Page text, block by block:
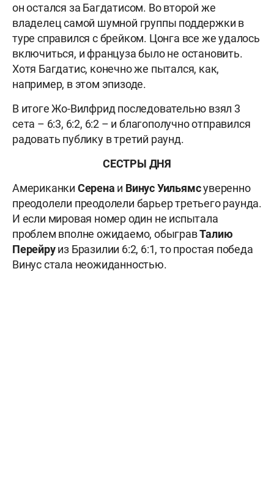
он остался за Багдатисом. Во второй же
владелец самой шумной группы поддержки в
туре справился с брейком. Цонга все же удалось
включиться, и француза было не остановить.
Хотя Багдатис, конечно же пытался, как,
например, в этом эпизоде.
В итоге Жо-Вилфрид последовательно взял 3
сета – 6:3, 6:2, 6:2 – и благополучно отправился
радовать публику в третий раунд.
СЕСТРЫ ДНЯ
Американки Серена и Винус Уильямсуверенно
преодолели преодолели барьер третьего раунда.
И если мировая номер один не испытала
проблем вполне ожидаемо, обыгравТалию
Перейруиз Бразилии 6:2, 6:1, то простая победа
Винус стала неожиданностью.